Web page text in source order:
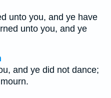
unto you, and ye have
unto you, and ye
and ye did not dance;